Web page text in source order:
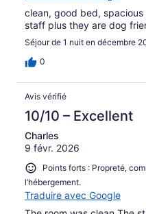
clean, good bed,
staff plus they are dog
Séjour de 1 nuit en décembre
0
Avis vérifié
10/10 – Excellent
Charles
9 févr. 2026
Points forts : Propreté,
l’hébergement.
Traduire avec Google